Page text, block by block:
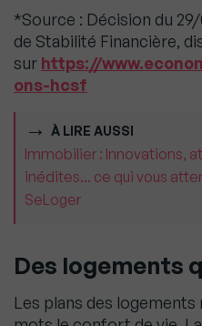
*Source : Décision du
de Stabilité Financière,
sur https://
ons-hcsf
À LIRE AUSSI
Immobilier : Innovations,
inédites... ce qui vous
SeLoger
Des logements
Les plans des